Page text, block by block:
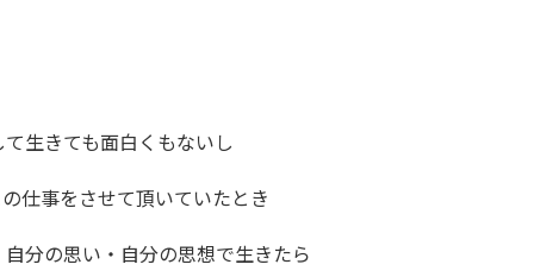
生きても面白くもないし
仕事をさせて頂いていたとき
分の思い・自分の思想で生きたら